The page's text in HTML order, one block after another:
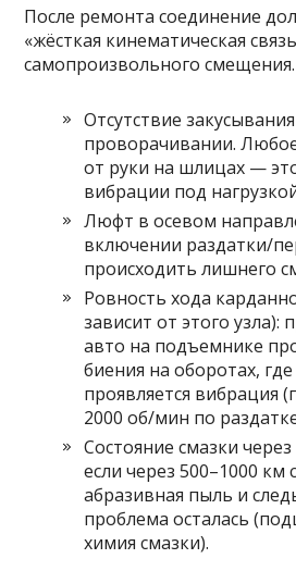
После ремонта соединение
«жёсткая кинематическая
самопроизвольного
Отсутствие
проворачивании.
от руки на шлицах —
вибрации под
Люфт в осевом
включении раздатки/
происходить лишнего
Ровность хода
зависит от этого
авто на подъемнике
биения на оборотах,
проявляется вибрация
2000 об/мин по
Состояние смазки
если через 500–1000 км
абразивная пыль и
проблема осталась
химия смазки).